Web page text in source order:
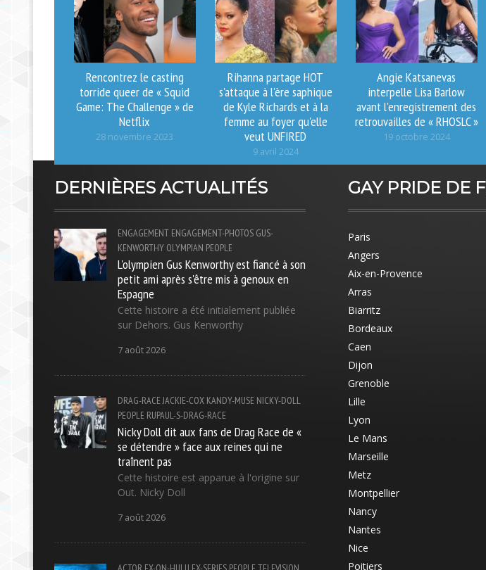
Rencontrez le casting
torride queer de « Squid
Game: The Challenge » de
Netflix
28 novembre 2023
Rihanna partage HOT
s'attaque à l'ère saphique
de Kyle Richards et à la
femme au foyer qu'elle
veut UNFIRED
9 avril 2024
Angie Katsanevas
interpelle Lisa Barlow
avant l'enregistrement des
retrouvailles de « RHOSLC »
19 octobre 2024
DERNIÈRES ACTUALITÉS
ENGAGEMENT ENGAGEMENT-PHOTOS GUS-
KENWORTHY OLYMPIAN PEOPLE
L'olympien Gus Kenworthy est fiancé à son
petit ami après s'être mis à genoux en
Espagne
Cette histoire a été initialement publiée
sur Dehors. Gus Kenworthy
7 août 2026
DRAG-RACEJACKIE-COX KANDY-MUSE NICKY-DOLL
PEOPLE RUPAUL-S-DRAG-RACE
Nicky Doll dit aux fans de Drag Race de «
se détendre » face aux reines qui ne
traînent pas
Cette histoire est apparue à l'origine sur
Out. Nicky Doll
7 août 2026
GAY PRIDE DE
Paris
Angers
Aix-en-Provence
Arras
Biarritz
Bordeaux
Caen
Dijon
Grenoble
Lille
Lyon
Le Mans
Marseille
Metz
Montpellier
Nancy
Nantes
Nice
Poitiers